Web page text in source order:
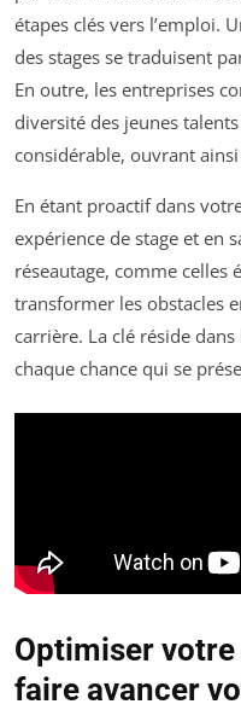
étapes clés vers l’emploi.
des stages se traduisent
En outre, les entreprises
diversité des jeunes
considérable, ouvrant
En étant proactif dans
expérience de stage et en
réseautage, comme celles
transformer les obstacles
carrière. La clé réside
chaque chance qui se
Optimiser
faire avancer